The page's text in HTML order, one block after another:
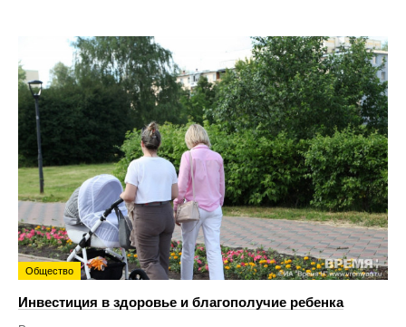
Общество
Инвестиция в здоровье и благополучие ребенка